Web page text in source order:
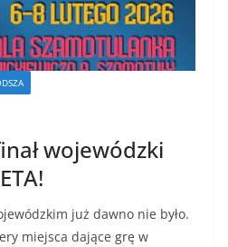
wojewódzki
już dawno nie było.
miejsca dające grę w